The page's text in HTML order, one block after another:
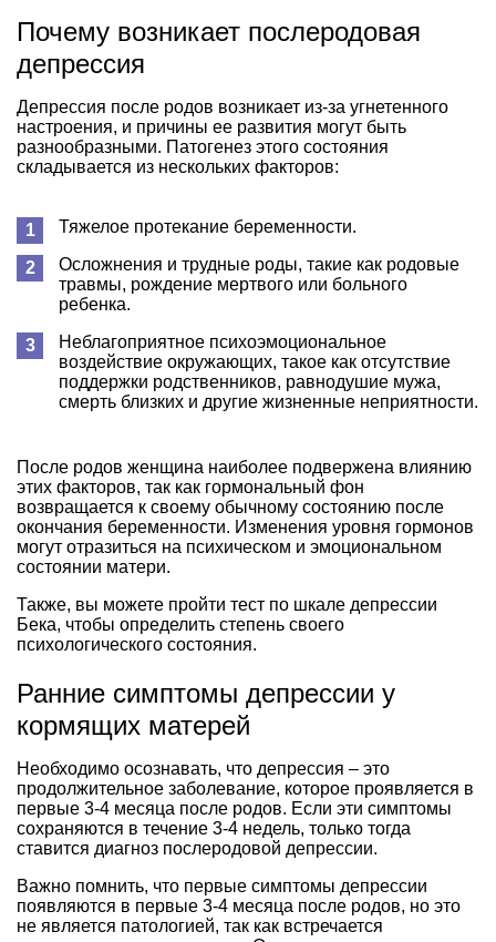
Почему возникает послеродовая
депрессия
Депрессия после родов возникает из-за угнетенного
настроения, и причины ее развития могут быть
разнообразными. Патогенез этого состояния
складывается из нескольких факторов:
Тяжелое протекание беременности.
Осложнения и трудные роды, такие как родовые
травмы, рождение мертвого или больного
ребенка.
Неблагоприятное психоэмоциональное
воздействие окружающих, такое как отсутствие
поддержки родственников, равнодушие мужа,
смерть близких и другие жизненные неприятности.
После родов женщина наиболее подвержена влиянию
этих факторов, так как гормональный фон
возвращается к своему обычному состоянию после
окончания беременности. Изменения уровня гормонов
могут отразиться на психическом и эмоциональном
состоянии матери.
Также, вы можете пройти тест по шкале депрессии
Бека, чтобы определить степень своего
психологического состояния.
Ранние симптомы депрессии у
кормящих матерей
Необходимо осознавать, что депрессия – это
продолжительное заболевание, которое проявляется в
первые 3-4 месяца после родов. Если эти симптомы
сохраняются в течение 3-4 недель, только тогда
ставится диагноз послеродовой депрессии.
Важно помнить, что первые симптомы депрессии
появляются в первые 3-4 месяца после родов, но это
не является патологией, так как встречается